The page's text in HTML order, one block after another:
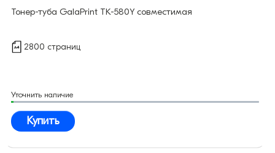
Тонер-туба GalaPrint TK-580Y совместимая
2800 страниц
Уточнить наличие
Купить